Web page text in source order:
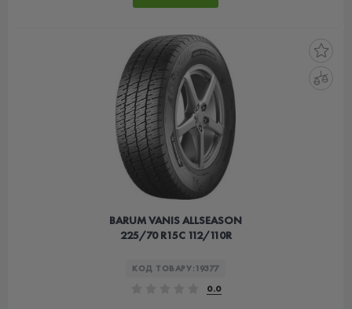
BARUM VANIS ALLSEASON
225/70 R15C 112/110R
КОД ТОВАРУ: 19377
0.0